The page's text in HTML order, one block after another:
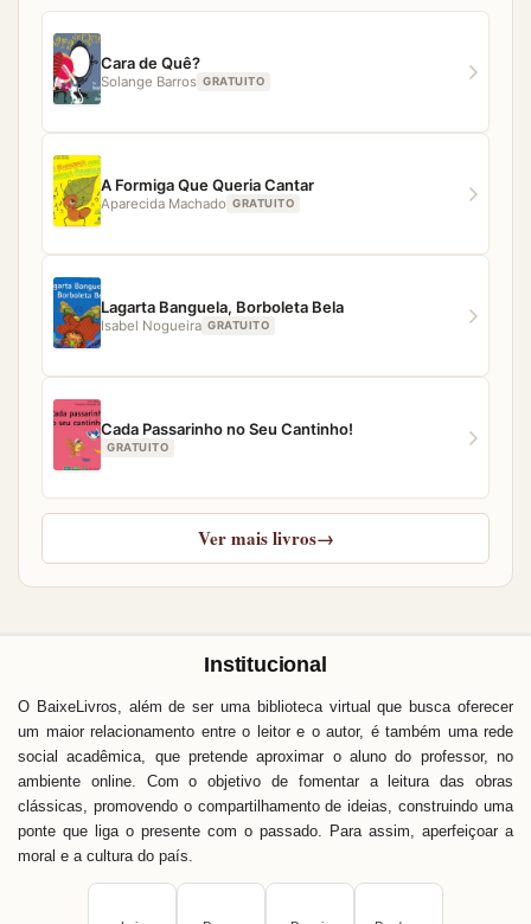
qualquer dificuldade para acessar algum material,
nossa equipe estará pronta para ajudar.
Cara de Quê?
Solange Barros GRATUITO
A Formiga Que Queria Cantar
Aparecida Machado GRATUITO
Lagarta Banguela, Borboleta Bela
Isabel Nogueira GRATUITO
Cada Passarinho no Seu Cantinho!
GRATUITO
Ver mais livros→
Institucional
O BaixeLivros, além de ser uma biblioteca virtual que busca oferecer
um maior relacionamento entre o leitor e o autor, é também uma rede
social acadêmica, que pretende aproximar o aluno do professor, no
ambiente online. Com o objetivo de fomentar a leitura das obras
clássicas, promovendo o compartilhamento de ideias, construindo uma
ponte que liga o presente com o passado. Para assim, aperfeiçoar a
moral e a cultura do país.